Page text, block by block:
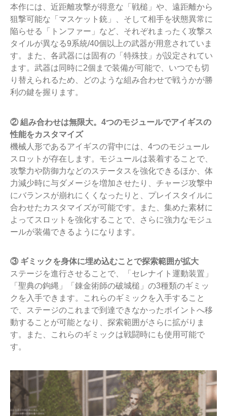
本作には、近距離攻撃が得意な「戦槌」や、遠距離から
狙撃可能な「マスケット銃」、そして相手を状態異常に
陥らせる「トンファー」など、それぞれまったく攻撃ス
タイルが異なる9系統/40個以上の武器が用意されていま
す。また、各武器には固有の「特殊技」が設定されてい
ます。武器は同時に2個まで装備が可能で、いつでも切
り替えられるため、どのような組み合わせで戦うかが勝
利の鍵を握ります。
② 組み合わせは無限大。4つのモジュールでアイギスの
性能をカスタマイズ
機械人形であるアイギスの背中には、4つのモジュール
スロットが存在します。モジュールは装着することで、
攻撃力や防御力などのステータスを強化できるほか、体
力減少時に与ダメージを増加させたり、チャージ攻撃中
にバランスが崩れにくくなったりと、プレイスタイルに
合わせたカスタマイズが可能です。また、集めた素材に
よってスロットを強化することで、さらに強力なモジュ
ールが装備できるようになります。
③ ギミックを身体に埋め込むことで探索範囲が拡大
ステージを進行させることで、「セレナイト運動装置」
「聖典の鉤縄」「錬金術師の破城槌」の3種類のギミッ
クを入手できます。これらのギミックを入手すること
で、ステージのこれまで到達できなかったポイントへ移
動することが可能となり、探索範囲がさらに拡がりま
す。また、これらのギミックは戦闘時にも使用可能で
す。